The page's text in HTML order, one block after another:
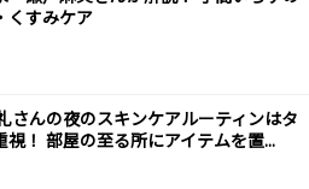
くすみケア
さんの夜のスキンケアルーティンはタ
視！ 部屋の至る所にアイテムを置...